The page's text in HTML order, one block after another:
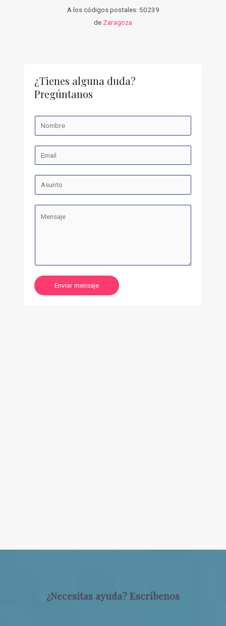
A los códigos postales: 50239
de Zaragoza
¿Tienes alguna duda?
Pregúntanos
Enviar mensaje
¿Necesitas ayuda? Escríbenos